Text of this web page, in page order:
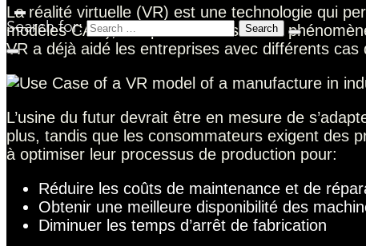
Search for:
La réalité virtuelle (VR) est une technologie qui
modèles CAO), soit pour visualiser des
VR a déjà aidé les entreprises avec différents
L’usine du futur devrait être en mesure de
plus, tandis que les consommateurs exigent des
à optimiser leur processus de production pour:
Réduire les coûts de maintenance et de
Obtenir une meilleure disponibilité des
Diminuer les temps d’arrêt de fabrication